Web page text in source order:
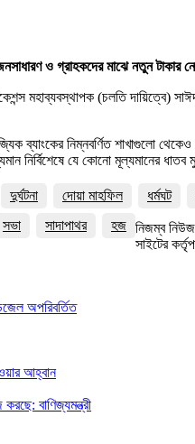
ও গ্রাহকদের মাঝে নতুন
মহাব্যবস্থাপক (চলতি
ব্যাংকের নিম্নবর্ণিত
নির্বিশেষে যে কোনো মূল্যমানের ধাতব
দুর্ঘটনা দোয়া মাহফিল ধর্মঘট
সভা সাদাপাথর হজ নিজম্ব
সাইটের
অপরিবর্তিত
আহ্বান
বাণিজ্যমন্ত্রী